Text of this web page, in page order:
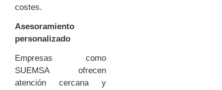
costes.
Asesoramiento
personalizado
Empresas como
SUEMSA ofrecen
atención cercana y